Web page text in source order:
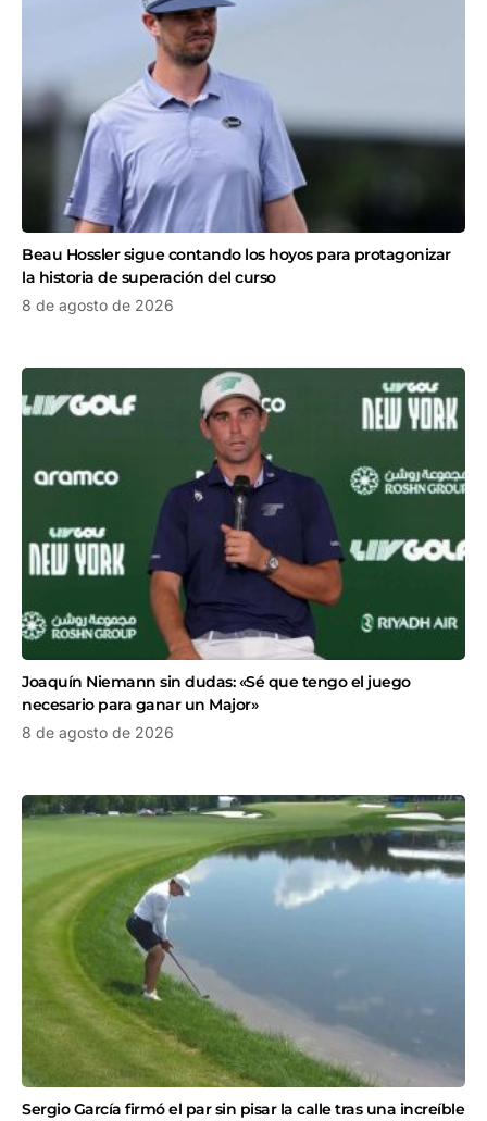
Beau Hossler sigue contando los hoyos para protagonizar
la historia de superación del curso
8 de agosto de 2026
Joaquín Niemann sin dudas: «Sé que tengo el juego
necesario para ganar un Major»
8 de agosto de 2026
Sergio García firmó el par sin pisar la calle tras una increíble